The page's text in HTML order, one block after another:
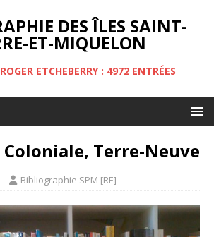
DES ÎLES SAINT-
ET-MIQUELON
ETCHEBERRY : 4972 ENTRÉES
Coloniale, Terre-Neuve
Bibliographie SPM [RE]